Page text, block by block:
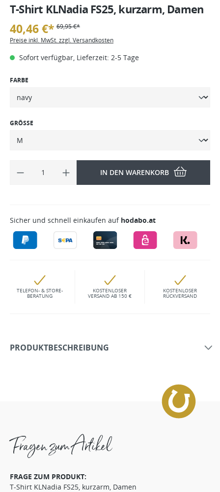
T-Shirt KLNadia FS25, kurzarm, Damen
40,46 €* 69,95 €*
Preise inkl. MwSt. zzgl. Versandkosten
Sofort verfügbar, Lieferzeit: 2-5 Tage
FARBE
GRÖSSE
IN DEN WARENKORB
Sicher und schnell einkaufen auf hodabo.at
TELEFON- & STORE-
BERATUNG
KOSTENLOSER
VERSAND AB 150 €
KOSTENLOSER
RÜCKVERSAND
PRODUKTBESCHREIBUNG
Fragen zum Artikel
FRAGE ZUM PRODUKT:
T-Shirt KLNadia FS25, kurzarm, Damen